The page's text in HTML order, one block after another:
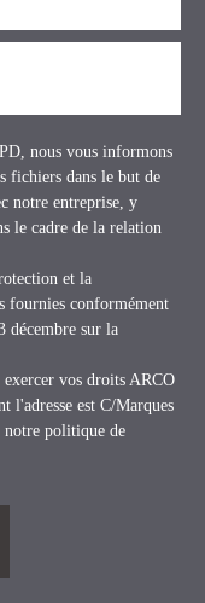
nous vous informons
fichiers dans le but de
notre entreprise, y
le cadre de la relation
et la
fournies conformément
décembre sur la
vos droits ARCO
l'adresse est C/Marques
notre politique de